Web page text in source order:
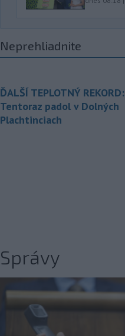
Neprehliadnite
ĎALŠÍ TEPLOTNÝ REKORD:
Tentoraz padol v Dolných
Plachtinciach
Správy